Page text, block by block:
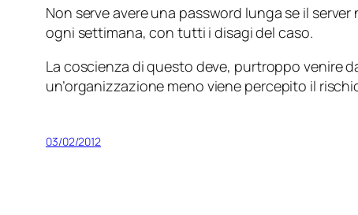
Non serve avere una password lunga se il
ogni settimana, con tutti i disagi del caso.
La coscienza di questo deve, purtroppo venire
un’organizzazione meno viene percepito il
03/02/2012